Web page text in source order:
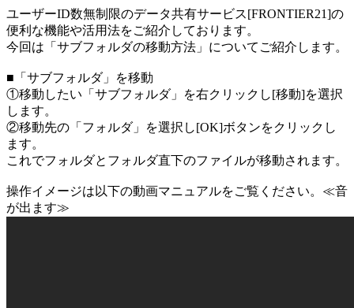
ユーザーID数無制限のデータ共有サービス[FRONTIER21]の
便利な機能や活用法をご紹介しております。
今回は「サブフォルダの移動方法」についてご紹介します。
■「サブフォルダ」を移動
①移動したい「サブフォルダ」を右クリックし[移動]を選択
します。
②移動先の「フォルダ」を選択し[OK]ボタンをクリックし
ます。
これでフォルダとフォルダ直下のファイルが移動されます。
操作イメージは以下の動画マニュアルをご覧ください。≪音
が出ます≫